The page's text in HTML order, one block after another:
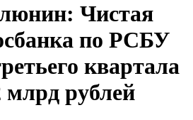
Чистая
по РСБУ
квартала
млрд рублей